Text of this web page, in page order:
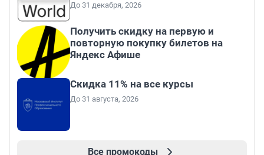
До 31 декабря, 2026
Получить скидку на первую и
повторную покупку билетов на
Яндекс Афише
Скидка 11% на все курсы
До 31 августа, 2026
Все промокоды